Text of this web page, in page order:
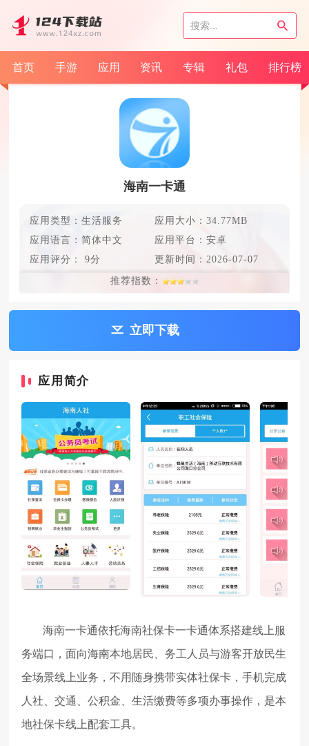
首页 手游 应用 资讯 专辑 礼包 排行榜
海南一卡通
应用类型：生活服务
应用大小：34.77MB
应用语言： 简体中文
应用平台：安卓
应用评分： 9分 更新时间： 2026-07-07
推荐指数：
立即下载
应用简介
海南一卡通依托海南社保卡一卡通体系搭建线上服
务端口，面向海南本地居民、务工人员与游客开放民生
全场景线上业务，不用随身携带实体社保卡，手机完成
人社、交通、公积金、生活缴费等多项办事操作，是本
地社保卡线上配套工具。